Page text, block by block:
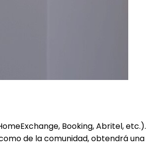
Booking, Abritel, etc.).
de la comunidad, obtendrá una